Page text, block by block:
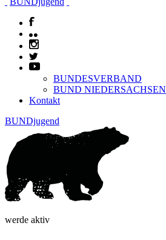
BUNDESVERBAND
BUND NIEDERSACHSEN
Kontakt
BUNDjugend
werde aktiv